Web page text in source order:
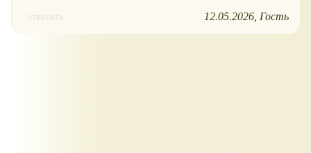
ответить 12.05.2026 Гость